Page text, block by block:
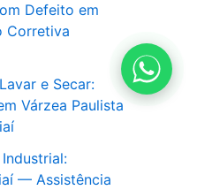
Defeito em
Corretiva
e Secar:
Várzea Paulista
— Assistência